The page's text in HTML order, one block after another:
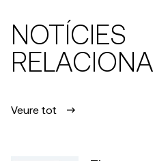
NOTÍCIES
Veure tot